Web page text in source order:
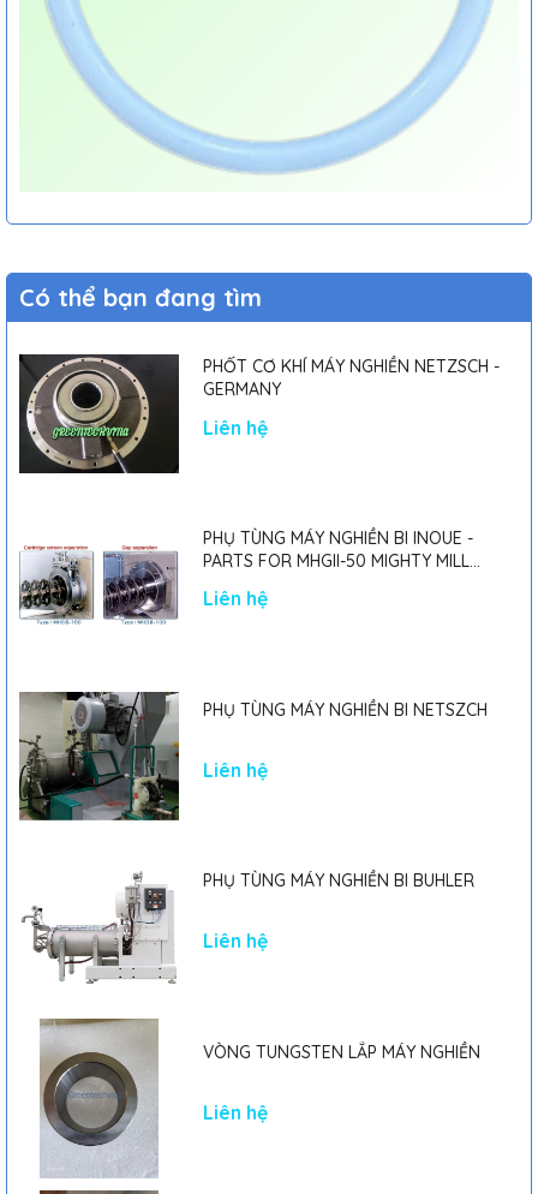
Có thể bạn đang tìm
PHỐT CƠ KHÍ MÁY NGHIỀN NETZSCH -
GERMANY
Liên hệ
PHỤ TÙNG MÁY NGHIỀN BI INOUE -
PARTS FOR MHGII-50 MIGHTY MILL
Liên hệ
PHỤ TÙNG MÁY NGHIỀN BI NETSZCH
Liên hệ
PHỤ TÙNG MÁY NGHIỀN BI BUHLER
Liên hệ
VÒNG TUNGSTEN LẮP MÁY NGHIỀN
Liên hệ